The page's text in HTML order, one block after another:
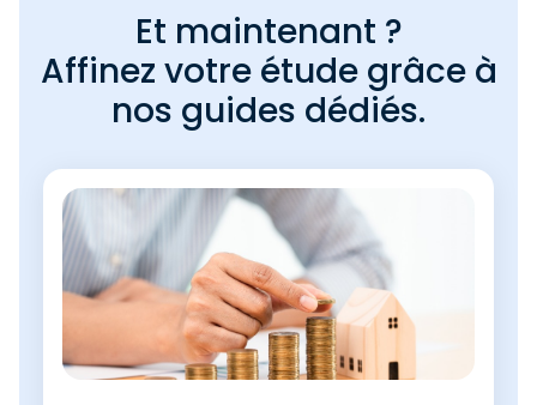
Et maintenant ?
Affinez votre étude grâce à
nos guides dédiés.